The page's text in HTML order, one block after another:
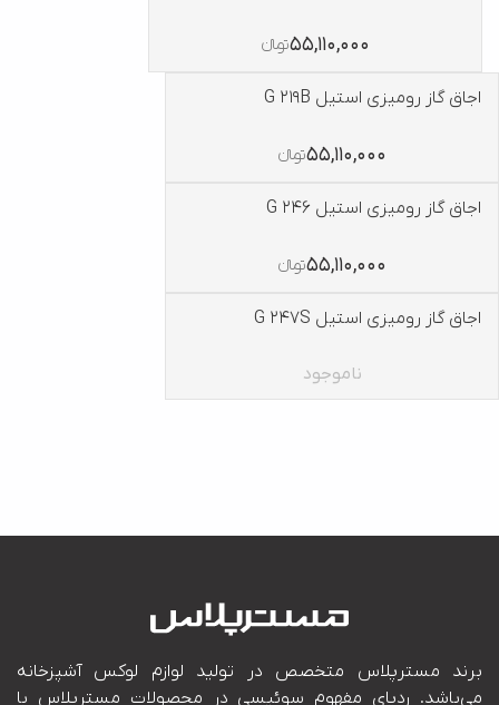
55,110,000تومانءءء
اجاق گاز رومیزی استیل G 219B
55,110,000تومانءءء
اجاق گاز رومیزی استیل G 246
55,110,000تومانءءء
اجاق گاز رومیزی استیل G 247S
ناموجود